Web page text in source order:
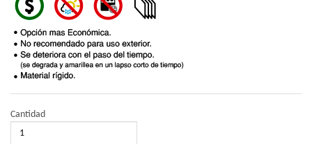
Cantidad